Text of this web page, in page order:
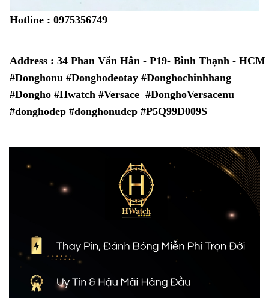
Hotline : 0975356749
Address : 34 Phan Văn Hân - P19- Bình Thạnh - HCM
#Donghonu #Donghodeotay #Donghochinhhang
#Dongho #Hwatch #Versace #DonghoVersacenu
#donghodep #donghonudep #P5Q99D009S